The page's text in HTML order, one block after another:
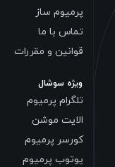
پرمیوم ساز
تماس با ما
قوانین و مقررات
ویژه سوشال
تلگرام پرمیوم
الایت موشن
کورسر پرمیوم
یوتوب پرمیوم